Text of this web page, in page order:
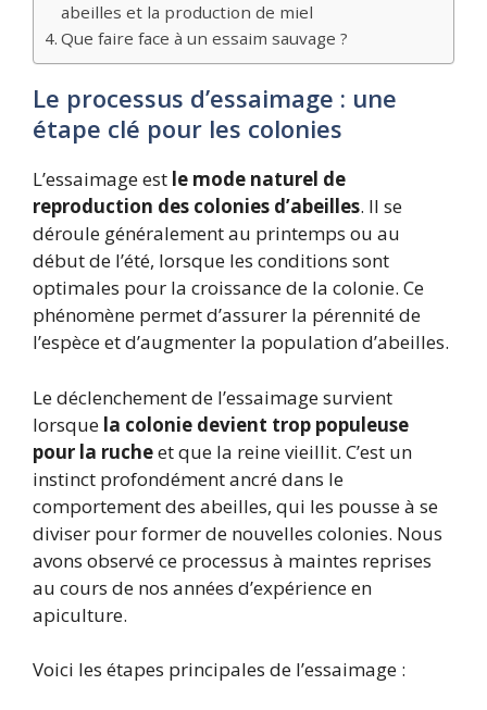
abeilles et la production de miel
Que faire face à un essaim sauvage ?
Le processus d’essaimage : une
étape clé pour les colonies
L’essaimage est le mode naturel de
reproduction des colonies d’abeilles. Il se
déroule généralement au printemps ou au
début de l’été, lorsque les conditions sont
optimales pour la croissance de la colonie. Ce
phénomène permet d’assurer la pérennité de
l’espèce et d’augmenter la population d’abeilles.
Le déclenchement de l’essaimage survient
lorsque la colonie devient trop populeuse
pour la rucheet que la reine vieillit. C’est un
instinct profondément ancré dans le
comportement des abeilles, qui les pousse à se
diviser pour former de nouvelles colonies. Nous
avons observé ce processus à maintes reprises
au cours de nos années d’expérience en
apiculture.
Voici les étapes principales de l’essaimage :